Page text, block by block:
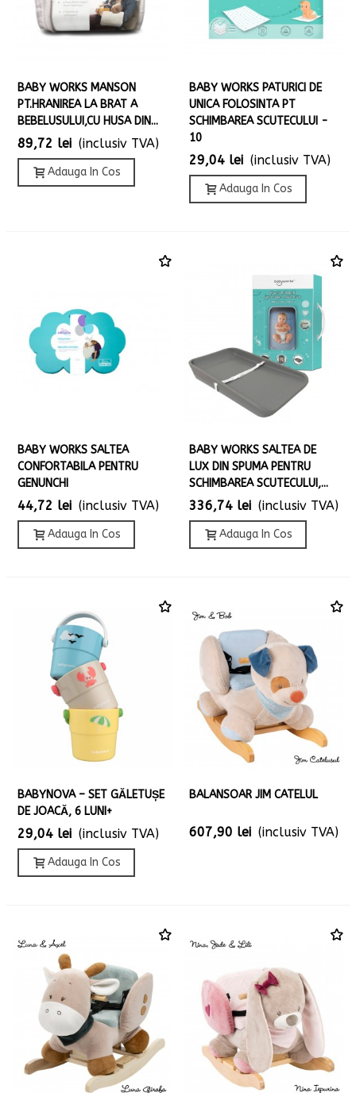
BABY WORKS MANSON
PT.HRANIREA LA BRAT A
BEBELUSULUI,CU HUSA DIN...
89,72 lei (inclusiv TVA)
Adauga In Cos
BABY WORKS PATURICI DE
UNICA FOLOSINTA PT
SCHIMBAREA SCUTECULUI -
10
29,04 lei (inclusiv TVA)
Adauga In Cos
BABY WORKS SALTEA
CONFORTABILA PENTRU
GENUNCHI
44,72 lei (inclusiv TVA)
Adauga In Cos
BABY WORKS SALTEA DE
LUX DIN SPUMA PENTRU
SCHIMBAREA SCUTECULUI,...
336,74 lei (inclusiv TVA)
Adauga In Cos
BABYNOVA – SET GĂLETUȘE
DE JOACĂ, 6 LUNI+
29,04 lei (inclusiv TVA)
Adauga In Cos
BALANSOAR JIM CATELUL
607,90 lei (inclusiv TVA)